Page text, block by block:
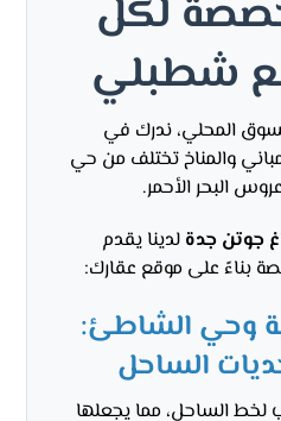
لكل
شطبلي
المحلي، ندرك في
والمناخ تختلف من حي
البحر الأحمر.
جوتن جدة لدينا يقدم
بناءً على موقع عقارك:
وحي الشاطئ:
الساحل
لخط الساحل، مما يجعلها